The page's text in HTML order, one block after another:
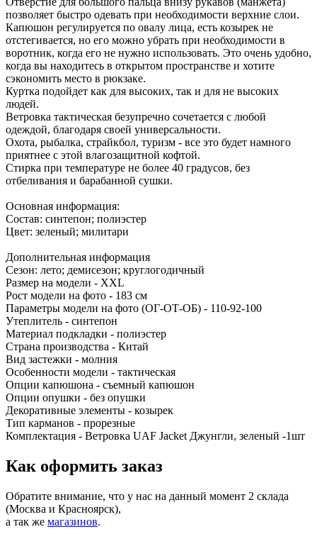
Наличие
Дополнительно
Куртка ветровка тактическая мужская, которую можно
надевать круглый год.
Преимущество ветровки, она тонкая и имеет легкий вес, но
при этом обладает потрясающими защитными качествами, что
делает ее идеальной для любых путешествий, тренировок или
отдыха на природе. В ней легко двигаться и невозможно
вспотеть. Гладкая мягкая ткань, придает ей стильный и
современный вид, а камуфляжная расцветка (маскировка)
делает её незаменимой в лесной или горной местности.
Куртка мультикам демисезонная изготовлена из 100%
полиэстера с влагоотводящими вставками по бокам и спине,
что обеспечивает высокую прочность и износоустойчивость
Великолепно защищает от ветра и дождя благодаря
внутренней и наружной обработки ткани, благодаря чему вы
можете чувствовать себя комфортно в любых условиях. Ее
защиту, а карманы позволяют безопасно хранить необходимые
вещи.
Отверстие для большого пальца внизу рукавов (манжета)
позволяет быстро одевать при необходимости верхние слои.
Капюшон регулируется по овалу лица, есть козырек не
отстегивается, но его можно убрать при необходимости в
воротник, когда его не нужно использовать. Это очень удобно,
когда вы находитесь в открытом пространстве и хотите
сэкономить место в рюкзаке.
Куртка подойдет как для высоких, так и для не высоких
людей.
Ветровка тактическая безупречно сочетается с любой
одеждой, благодаря своей универсальности.
Охота, рыбалка, страйкбол, туризм - все это будет намного
приятнее с этой влагозащитной кофтой.
отбеливания и барабанной сушки.
Основная информация:
Состав: синтепон; полиэстер
Цвет: зеленый; милитари